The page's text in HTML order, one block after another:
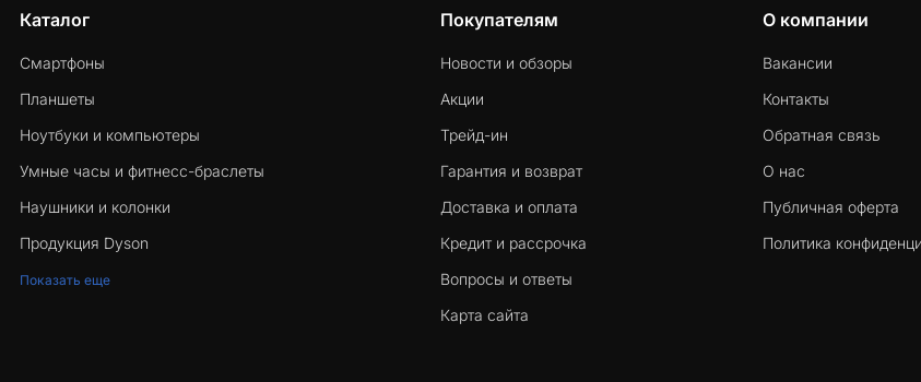
Каталог
Смартфоны
Планшеты
Ноутбуки и компьютеры
Умные часы и фитнесс-браслеты
Наушники и колонки
Продукция Dyson
Показать еще
Покупателям
Новости и обзоры
Акции
Трейд-ин
Гарантия и возврат
Доставка и оплата
Кредит и рассрочка
Вопросы и ответы
Карта сайта
О компании
Вакансии
Контакты
Обратная связь
О нас
Публичная оферта
Политика